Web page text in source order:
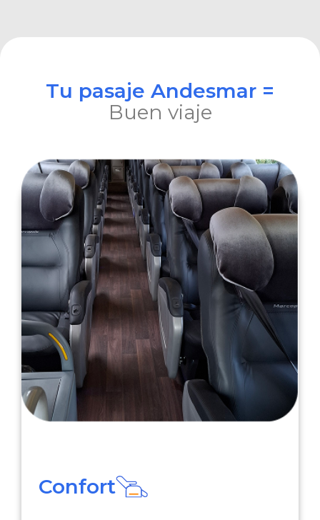
Tu pasaje Andesmar =
Buen viaje
Confort